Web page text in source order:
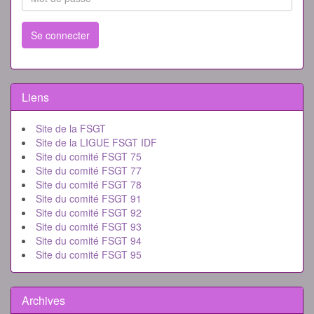
Se connecter
Liens
Site de la FSGT
Site de la LIGUE FSGT IDF
Site du comité FSGT 75
Site du comité FSGT 77
Site du comité FSGT 78
Site du comité FSGT 91
Site du comité FSGT 92
Site du comité FSGT 93
Site du comité FSGT 94
Site du comité FSGT 95
Archives